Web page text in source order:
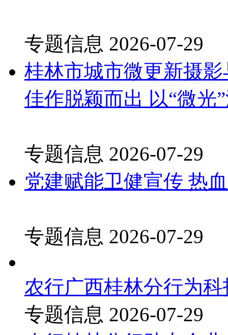
专题信息 2026-07-29
桂林市城市微更新摄
佳作脱颖而出 以“微光
专题信息 2026-07-29
党建赋能卫健宣传 热
专题信息 2026-07-29
农行广西桂林分行为
专题信息 2026-07-29